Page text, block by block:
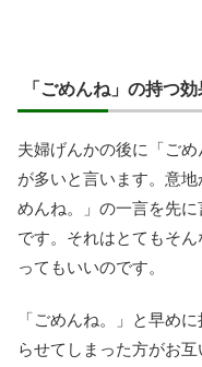
「ごめんね」の持つ効
夫婦げんかの後に「ご
が多いと言います。意
めんね。」の一言を先
です。それはとてもそ
ってもいいのです。
「ごめんね。」と早め
らせてしまった方がお